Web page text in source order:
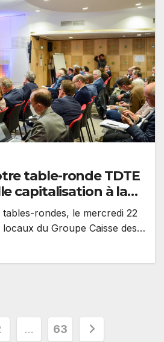
table-ronde TDTE
capitalisation à la
au système de
tables-rondes, le mercredi 22
du Groupe Caisse des
… 63